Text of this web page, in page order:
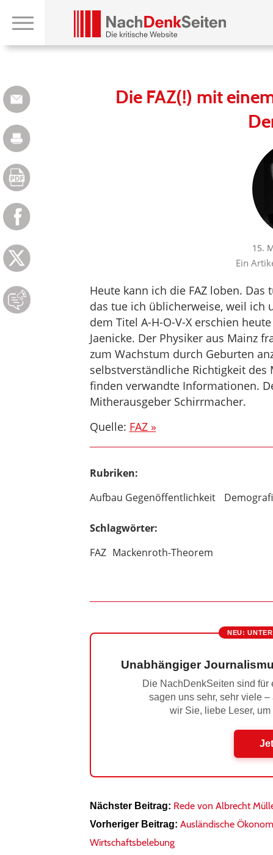
Die FAZ(!) mit
15.
Ein
Heute kann ich die FAZ loben.
das tue ich üblicherweise, weil ich
dem Titel A-H-O-V-X erschien
Jaenicke. Der Physiker aus Mainz
zum Wachstum durch Geburten
selbstverständliche Richtigkeit des
finden verwandte Informationen.
Mitherausgeber Schirrmacher.
Quelle: FAZ »
Rubriken:
Aufbau Gegenöffentlichkeit
Schlagwörter:
FAZ Mackenroth-Theorem
NEU:
Unabhängiger
Die NachDenkSeiten sind
sagen uns sehr, sehr viele
wir Sie, liebe Leser,
Nächster Beitrag: Rede von Albrecht
Vorheriger Beitrag: Ausländische
Wirtschaftsbelebung